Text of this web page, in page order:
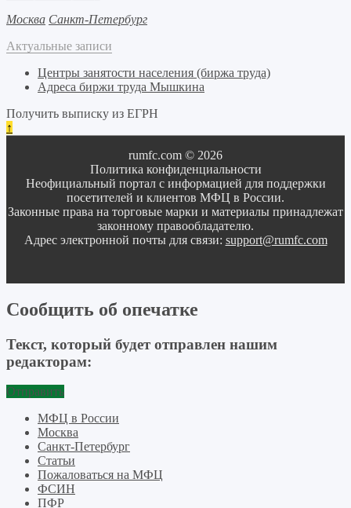
Москва Санкт-Петербург
Актуальные записи
Центры занятости населения (биржа труда)
Адреса биржи труда Мышкина
Получить выписку из ЕГРН
↑
rumfc.com © 2026
Политика конфиденциальности
Неофициальный портал с информацией для поддержки
посетителей и клиентов МФЦ в России.
Законные права на торговые марки и материалы принадлежат
законному правообладателю.
Адрес электронной почты для связи: support@rumfc.com
Сообщить об опечатке
Текст, который будет отправлен нашим
редакторам:
Отправить
МФЦ в России
Москва
Санкт-Петербург
Статьи
Пожаловаться на МФЦ
ФСИН
ПФР